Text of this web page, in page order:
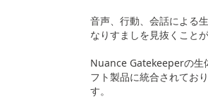
音声、行動、会話による
なりすましを見抜くことが
Nuance Gatekeeperの
フト製品に統合されてお
す。